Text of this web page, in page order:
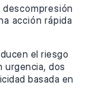
acción rápida
el riesgo
urgencia, dos
basada en